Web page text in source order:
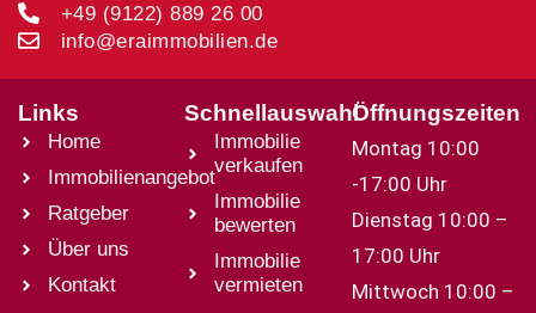
+49 (9122) 889 26 00
info@eraimmobilien.de
Links
Home
Immobilienangebot
Ratgeber
Über uns
Kontakt
Schnellauswahl
Immobilie
verkaufen
Immobilie
bewerten
Immobilie
vermieten
Öffnungszeiten
Montag 10:00
-17:00 Uhr
Dienstag 10:00 –
17:00 Uhr
Mittwoch 10:00 –